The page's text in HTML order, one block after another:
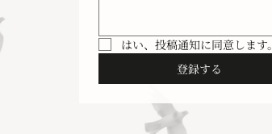
はい、投稿通知に同意します。
登録する